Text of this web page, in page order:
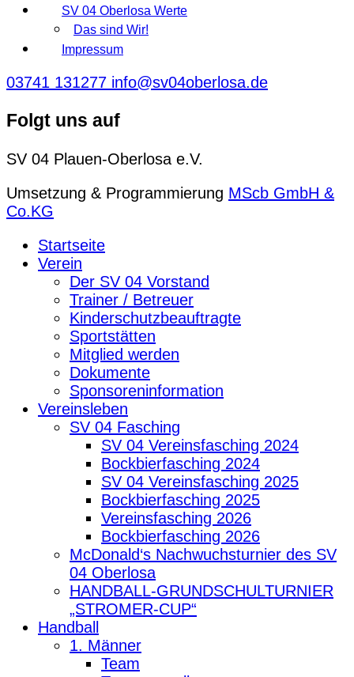
SV 04 Oberlosa Werte
Das sind Wir!
Impressum
03741 131277 info@sv04oberlosa.de
Folgt uns auf
SV 04 Plauen-Oberlosa e.V.
Umsetzung & Programmierung MScb GmbH &
Co.KG
Startseite
Verein
Der SV 04 Vorstand
Trainer / Betreuer
Kinderschutzbeauftragte
Sportstätten
Mitglied werden
Dokumente
Sponsoreninformation
Vereinsleben
SV 04 Fasching
SV 04 Vereinsfasching 2024
Bockbierfasching 2024
SV 04 Vereinsfasching 2025
Bockbierfasching 2025
Vereinsfasching 2026
Bockbierfasching 2026
McDonald‘s Nachwuchsturnier des SV
04 Oberlosa
HANDBALL-GRUNDSCHULTURNIER
„STROMER-CUP“
Handball
1. Männer
Team